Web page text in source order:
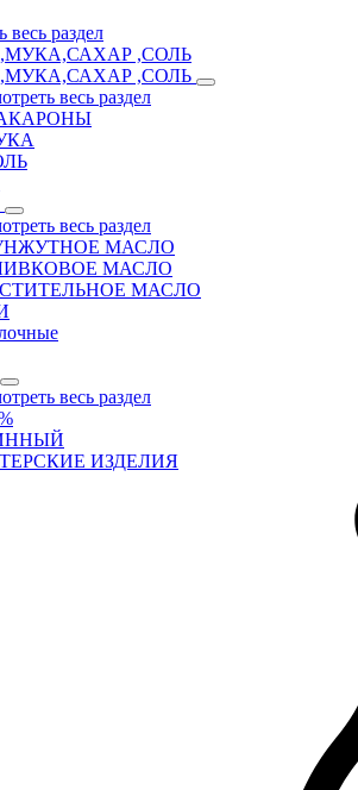
весь раздел
,СОЛЬ
,СОЛЬ
весь раздел
весь раздел
МАСЛО
МАСЛО
МАСЛО
весь раздел
ИЗДЕЛИЯ